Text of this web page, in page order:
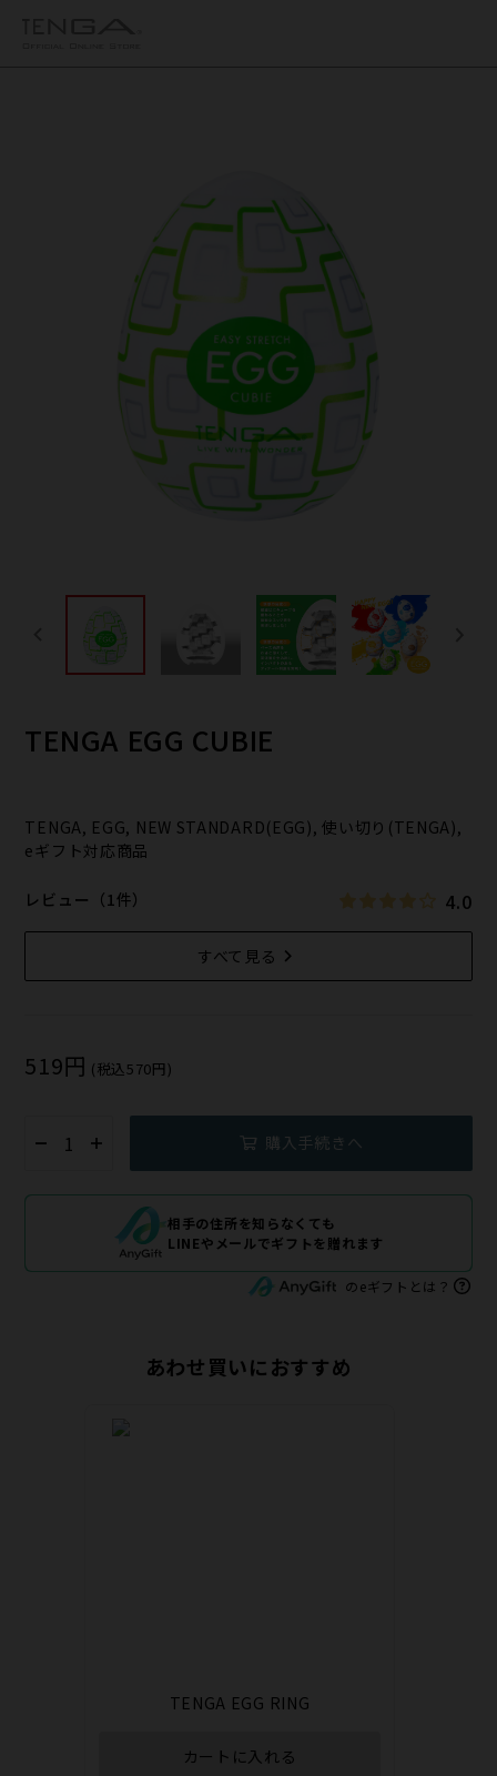
TENGA EGG CUBIE
TENGA, EGG, NEW STANDARD(EGG), 使い切り(TENGA),
eギフト対応商品
レビュー（1件） 4.0
すべて見る
519円 (税込570円)
購入手続きへ
相手の住所を知らなくても
LINEやメールでギフトを贈れます
のeギフトとは？
あわせ買いにおすすめ
TENGA EGG RING
カートに入れる